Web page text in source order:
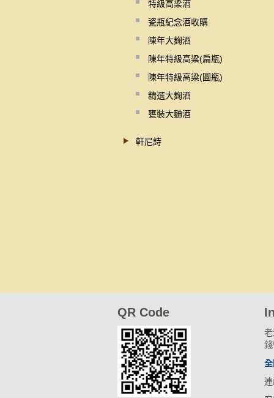
特級高梁酒
瓷瓶紀念酒收購
陳年大麹酒
陳年特級高粱(扁瓶)
陳年特級高粱(圓瓶)
精選大麹酒
甕裝大麯酒
軒尼詩
QR Code